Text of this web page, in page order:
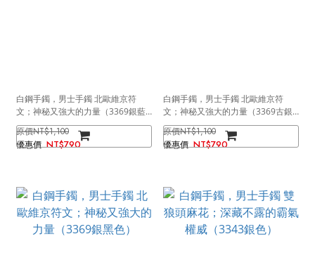
白鋼手鐲，男士手鐲 北歐維京符
文；神秘又強大的力量（3369銀藍
色）
NT$1,100
NT$790
白鋼手鐲，男士手鐲 北歐維京符
文；神秘又強大的力量（3369古銀
色）
NT$1,100
NT$790